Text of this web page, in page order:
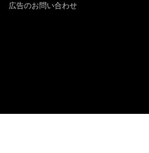
広告のお問い合わせ